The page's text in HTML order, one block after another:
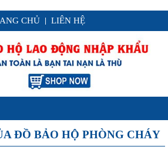
CHỦ LIÊN HỆ
ĐỒ BẢO HỘ PHÒNG CHÁY